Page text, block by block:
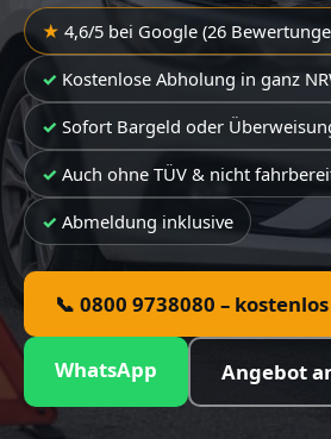
4,6/5 bei Google (26
Kostenlose Abholung in ganz
Sofort Bargeld oder
Auch ohne TÜV & nicht
Abmeldung inklusive
📞 0800 9738080 – kostenlos
WhatsApp Angebot